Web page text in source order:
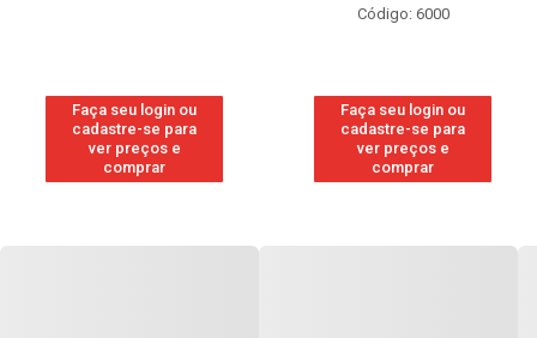
Faça seu login ou
cadastre-se para
ver preços e
comprar
Código: 6000
Faça seu login ou
cadastre-se para
ver preços e
comprar